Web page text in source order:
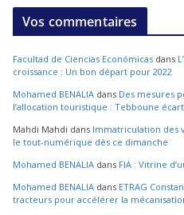
Vos commentaires
Facultad de Ciencias Económicas dans
croissance : Un bon départ pour 2022
Mohamed BENALIA dans Des mesures
l’allocation touristique : Tebboune
Mahdi Mahdi dans Immatriculation des
le tout-numérique dès ce dimanche
Mohamed BENALIA dans FIA : Vitrine
Mohamed BENALIA dans ETRAG
tracteurs pour accélérer la